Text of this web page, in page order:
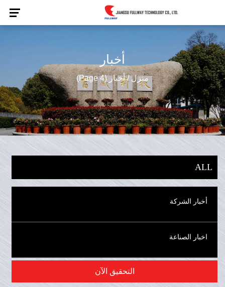
أخبار
منزل/أخبار(Page 4)
ALL
أخبار الشركة
اخبار الصناعة
التحقيق الآن